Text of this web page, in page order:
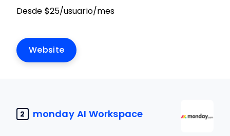
Desde $25/usuario/mes
Website
2 monday AI Workspace